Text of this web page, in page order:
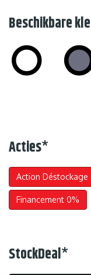
Beschikbare
Acties*
Action Déstockage
Financement 0%
StockDeal*